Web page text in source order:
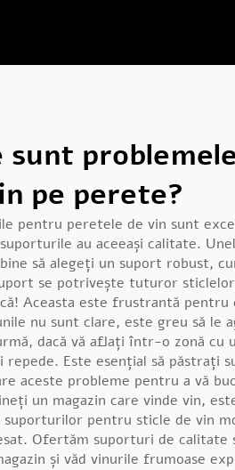
sunt
pe perete?
pentru peretele de vin sunt
au aceeași calitate.
să alegeți un suport robust,
se potrivește tuturor
Aceasta este frustrantă
nu sunt clare, este greu să le
dacă vă aflați într-o zonă cu
repede. Este esențial să
aceste probleme pentru a vă
un magazin care vinde vin,
suporturilor pentru sticle de vin
Ofertăm suporturi de calitate
și văd vinurile frumoase